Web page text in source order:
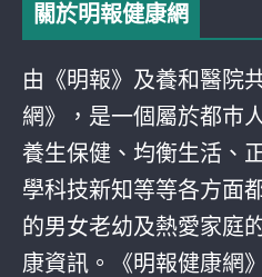
關於明報健康網
由《明報》及養和醫院
網》，是一個屬於都巿
養生保健、均衡生活、
學科技新知等等各方面
的男女老幼及熱愛家庭
康資訊。《明報健康網